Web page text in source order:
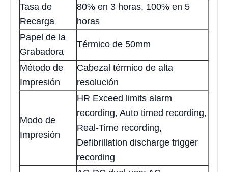
Tasa de
Recarga
80% en 3 horas, 100% en 5
horas
Papel de la
Grabadora
Térmico de 50mm
Método de
Impresión
Cabezal térmico de alta
resolución
Modo de
Impresión
HR Exceed limits alarm
recording, Auto timed recording,
Real-Time recording,
Defibrillation discharge trigger
recording